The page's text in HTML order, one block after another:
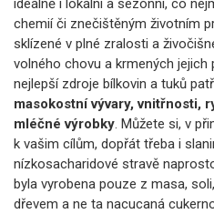
ideálně i lokální a sezónní, co
chemií či znečištěným životním
sklízené v plné zralosti a
volného chovu a krmených
nejlepší zdroje bílkovin a tuků
masokostní vývary, vnitřnosti,
mléčné výrobky. Můžete si, v
k vašim cílům, dopřát třeba i
nízkosacharidové stravě
byla vyrobena pouze z masa,
dřevem a ne ta nacucaná